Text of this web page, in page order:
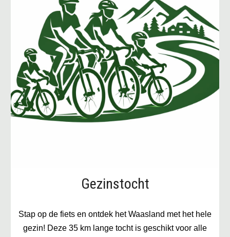
Gezinstocht
Stap op de fiets en ontdek het Waasland met het hele
gezin! Deze 35 km lange tocht is geschikt voor alle